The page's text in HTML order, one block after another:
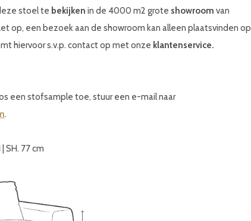
stoel te bekijken in de 4000 m2 grote showroom van
op, een bezoek aan de showroom kan alleen plaatsvinden op
hiervoor s.v.p. contact op met onze klantenservice.
een stofsample toe, stuur een e-mail naar
.
SH. 77 cm